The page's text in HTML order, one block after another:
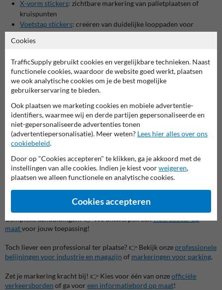
X-vorm stickers: zichtbare markering van palletplaatsen of
kruispunten
Voetstap stickers: creëren van duidelijke looppaden voor
personeel en bezoekers
Alle vloerstickers zijn gemaakt van slijtvast PVC en voorzien van een
sterke zelfklevende achterzijde. Hierdoor blijven ze stevig zitten, zelfs
in omgevingen met zwaar voetverkeer, transpalletten of heftrucks.
Vervanging is eenvoudig en laat geen storende resten achter.
Breed inzetbaar in diverse sectoren
Onze vloerstickers zijn geschikt voor gebruik in:
Magazijnen & distributiecentra
Fabrieken & productiehallen
Scholen & kinderopvang
Ziekenhuizen & zorginstellingen
Alternatieven en gerelateerde producten:
Complexe aanduidingen? 👉 We ontwerpen eenvloersticker op
maatvoor jouw toepassing!
Toch liever een professional ter plaatse? 👉 Bekijk onze professionele
belijningen voor industrie en magazijn of markeringen voor parking.
Zet je markering kracht bij! 👉 Kies voor één van onzeofficiële
verkeersborden of ga voor een informatiebord op maat!
Cookies
TrafficSupply gebruikt cookies en vergelijkbare technieken. Naast
functionele cookies, waardoor de website goed werkt, plaatsen
we ook analytische cookies om je de best mogelijke
gebruikerservaring te bieden.
Ook plaatsen we marketing cookies en mobiele advertentie-
identifiers, waarmee wij en derde partijen gepersonaliseerde en
niet-gepersonaliseerde advertenties tonen
(advertentiepersonalisatie). Meer weten? Lees hier alles over ons
cookiebeleid.
Door op "Cookies accepteren" te klikken, ga je akkoord met de
instellingen van alle cookies. Indien je kiest voorweigeren,
plaatsen we alleen functionele en analytische cookies.
Cookies accepteren